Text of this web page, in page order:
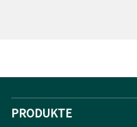
PRODUKTE